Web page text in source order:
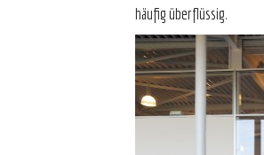
häufig überflüssig.